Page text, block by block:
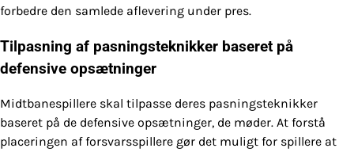
forbedre den samlede aflevering under pres.
Tilpasning af pasningsteknikker baseret på
defensive opsætninger
Midtbanespillere skal tilpasse deres pasningsteknikker
baseret på de defensive opsætninger, de møder. At forstå
placeringen af forsvarsspillere gør det muligt for spillere at